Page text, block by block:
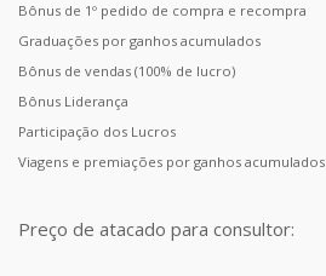
Bônus de 1º pedido de compra e recompra
Graduações por ganhos acumulados
Bônus de vendas (100% de lucro)
Bônus Liderança
Participação dos Lucros
Viagens e premiações por ganhos acumulados
Preço de atacado para consultor: